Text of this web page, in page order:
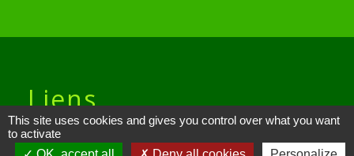
Liens
Site réalisé par KOM Conseil
This site uses cookies and gives you control over what you want
to activate